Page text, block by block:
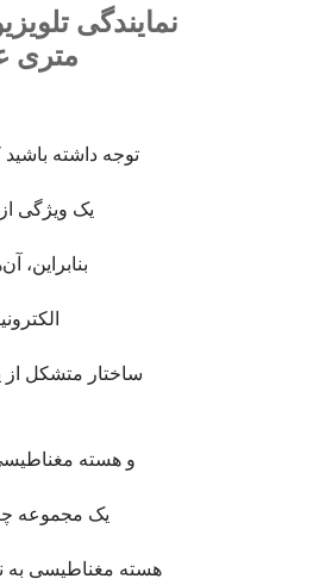
متری
توجه داشته
یک ویژگی
بنابراین،
ساختار متشکل از
و هسته
یک مجموعه
هسته مغناطیسی به